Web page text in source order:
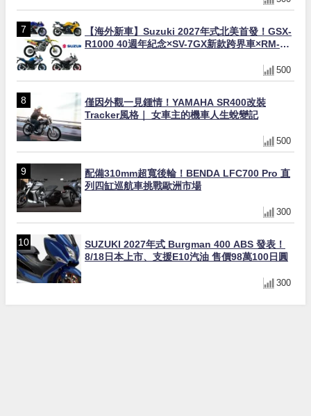
【海外新車】Suzuki 2027年式北美首發！GSX-
R1000 40週年紀念×SV-7GX新款跨界車×RM-
500
僅因外觀一見鍾情！YAMAHA SR400改裝
Tracker風格｜ 女車主的機車人生蛻變記
500
配備310mm超寬後輪！BENDA LFC700 Pro 直
列四缸巡航車挑戰歐洲市場
300
SUZUKI 2027年式 Burgman 400 ABS 發表！
8/18日本上市、支援E10汽油 售價98萬100日圓
300